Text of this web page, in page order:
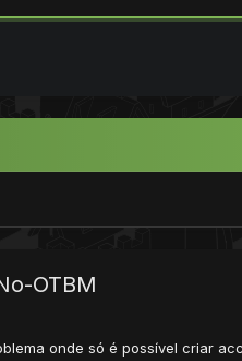
OTBM
onde só é possível criar